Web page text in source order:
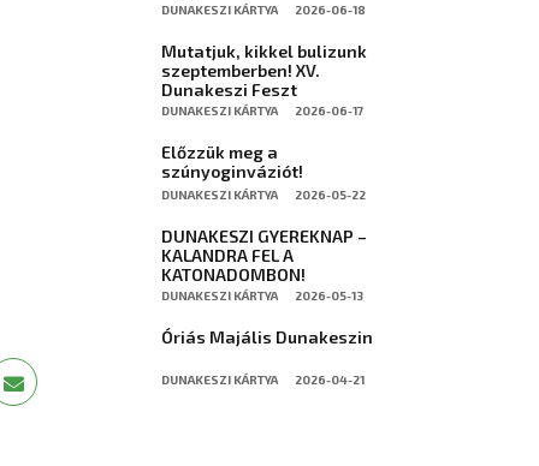
DUNAKESZI KÁRTYA 2026-06-18
Mutatjuk, kikkel bulizunk
szeptemberben! XV.
Dunakeszi Feszt
DUNAKESZI KÁRTYA 2026-06-17
Előzzük meg a
szúnyoginváziót!
DUNAKESZI KÁRTYA 2026-05-22
DUNAKESZI GYEREKNAP –
KALANDRA FEL A
KATONADOMBON!
DUNAKESZI KÁRTYA 2026-05-13
Óriás Majális Dunakeszin
DUNAKESZI KÁRTYA 2026-04-21